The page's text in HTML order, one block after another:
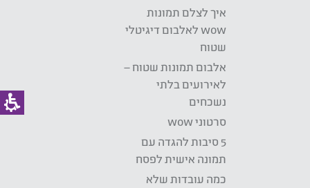
איך לצלם תמונות
wow לאלבום דיגיטלי
שטוח
אלבום תמונות שטוח –
לאירועים בלתי
נשכחים
סרטוני wow
5 סיבות להגדה עם
תמונה אישית לפסח
כמה עובדות שלא